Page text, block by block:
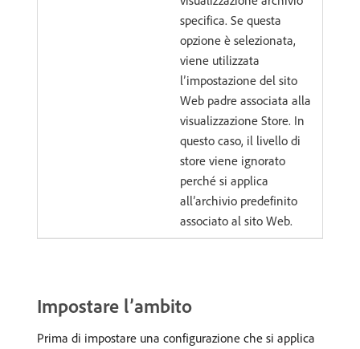
specifica. Se questa
opzione è selezionata,
viene utilizzata
l’impostazione del sito
Web padre associata alla
visualizzazione Store. In
questo caso, il livello di
store viene ignorato
perché si applica
all’archivio predefinito
associato al sito Web.
Impostare l’ambito
Prima di impostare una configurazione che si applica